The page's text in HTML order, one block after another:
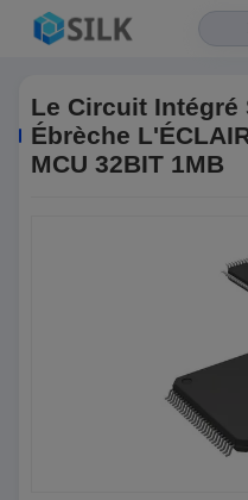
STM32F217VGT6 Ébrèche
Le Circuit Intégré
Ébrèche
MCU 32BIT 1MB